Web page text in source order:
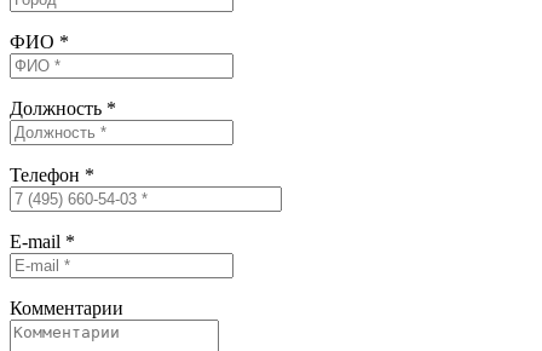
ФИО *
Должность *
Телефон *
E-mail *
Комментарии